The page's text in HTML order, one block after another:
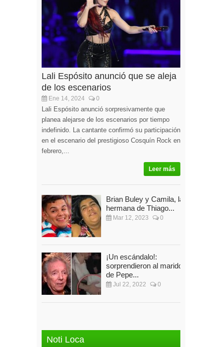
Lali Espósito anunció que se aleja
de los escenarios
Ene 14, 2024 0
Lali Espósito anunció sorpresivamente que
planea alejarse de los escenarios por tiempo
indefinido. La cantante confirmó su participación
en el escenario del prestigioso Cosquín Rock en
febrero,...
Leer más
Brian Buley y Camila, la
hermana de Thiago...
Mar 12, 2023 0
¡Un escándalo!:
sorprendieron al marido
de Pepe...
Jul 22, 2022 0
Noti Loca